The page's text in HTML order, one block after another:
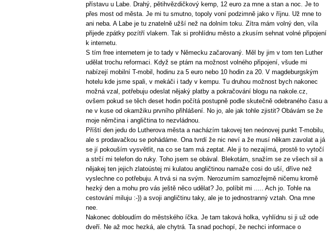
přístavu u Labe. Drahý, pětihvězdičkový kemp, 12 euro za mne a stan a noc. Je to
přes most od města. Je mi tu smutno, topoly voní podzimně jako v říjnu. Už mne to
ani neba. A Labe je tu znatelně užší než na dolním toku. Zítra mám volný den, víla
přijede zpátky pozítří vlakem. Tak si prohlídnu město a zkusím sehnat volné připojení
k internetu.
S tím free internetem je to tady v Německu začarovaný. Měl by jim v tom ten Luther
udělat trochu reformaci. Když se ptám na možnost volného připojení, všude mi
nabízejí mobilní T-mobil, hodinu za 5 euro nebo 10 hodin za 20. V magdeburgským
hotelu kde jsme spali, v mekáči i tady v kempu. Tu druhou možnost bych nakonec
možná vzal, potřebuju odeslat nějaký platby a pokračování blogu na nakole.cz,
ovšem pokud se těch deset hodin počítá postupně podle skutečně odebraného času a
ne v kuse od okamžiku prvního přihlášení. No jo, ale jak tohle zjistit? Obávám se že
moje němčina i angličtina to nezvládnou.
Příští den jedu do Lutherova města a nacházím takovej ten neónovej punkt T-mobilu,
ale s prodavačkou se pohádáme. Ona tvrdí že nic neví a že musí někam zavolat a já
se jí pokouším vysvětlit, na co se tam má zeptat. Ale ji to nezajímá, prostě to vytočí
a strčí mi telefon do ruky. Toho jsem se obával. Blekotám, snažím se ze všech sil a
nějakej ten jejich zlatoústej mi kulatou angličtinou namaže cosi do uší, dříve než
vyslechne co potřebuju. A trvá si na svým. Nerozumím samozřejmě ničemu kromě
hezký den a mohu pro vás ještě něco udělat? Jo, políbit mi ..... Ach jo. Tohle na
cestování miluju :-)) a svoji angličtinu taky, ale je to jednostranný vztah. Ona mne
nee.
Nakonec dobloudím do městského íčka. Je tam taková holka, vyhlídnu si ji už ode
dveří. Ne až moc hezká, ale chytrá. Ta snad pochopí, že nechci informace o